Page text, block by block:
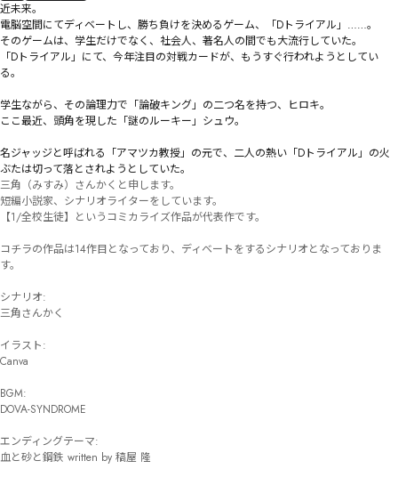
近未来。
電脳空間にてディベートし、勝ち負けを決めるゲーム、「Dトライアル」……。
そのゲームは、学生だけでなく、社会人、著名人の間でも大流行していた。
「Dトライアル」にて、今年注目の対戦カードが、もうすぐ行われようとしてい
る。
学生ながら、その論理力で「論破キング」の二つ名を持つ、ヒロキ。
ここ最近、頭角を現した「謎のルーキー」シュウ。
名ジャッジと呼ばれる「アマツカ教授」の元で、二人の熱い「Dトライアル」の火
ぶたは切って落とされようとしていた。
三角（みすみ）さんかくと申します。
短編小説家、シナリオライターをしています。
【1/全校生徒】というコミカライズ作品が代表作です。
コチラの作品は14作目となっており、ディベートをするシナリオとなっておりま
す。
シナリオ:
三角さんかく
イラスト:
Canva
BGM:
DOVA-SYNDROME
エンディングテーマ:
血と砂と鋼鉄 written by 稿屋 隆